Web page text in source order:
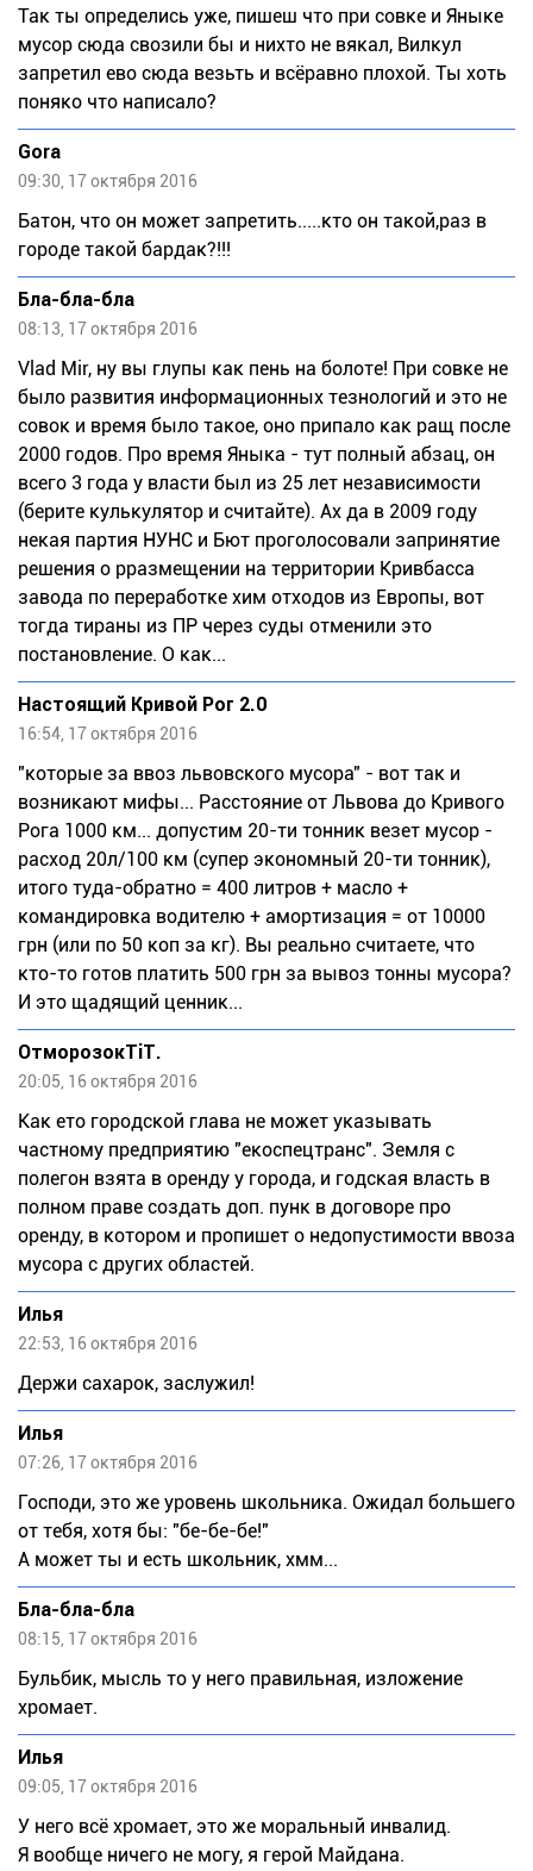
Так ты определись уже, пишеш что при совке и Яныке
мусор сюда свозили бы и нихто не вякал, Вилкул
запретил ево сюда везьть и всёравно плохой. Ты хоть
поняко что написало?
Gora
09:30, 17 октября 2016
Батон, что он может запретить.....кто он такой,раз в
городе такой бардак?!!!
Бла-бла-бла
08:13, 17 октября 2016
Vlаd Мir, ну вы глупы как пень на болоте! При совке не
было развития информационных тезнологий и это не
совок и время было такое, оно припало как ращ после
2000 годов. Про время Яныка - тут полный абзац, он
всего 3 года у власти был из 25 лет независимости
(берите кулькулятор и считайте). Ах да в 2009 году
некая партия НУНС и Бют проголосовали запринятие
решения о рразмещении на территории Кривбасса
завода по переработке хим отходов из Европы, вот
тогда тираны из ПР через суды отменили это
постановление. О как...
Настоящий Кривой Рог 2.0
16:54, 17 октября 2016
"которые за ввоз львовского мусора" - вот так и
возникают мифы... Расстояние от Львова до Кривого
Рога 1000 км... допустим 20-ти тонник везет мусор -
расход 20л/100 км (супер экономный 20-ти тонник),
итого туда-обратно = 400 литров + масло +
командировка водителю + амортизация = от 10000
грн (или по 50 коп за кг). Вы реально считаете, что
кто-то готов платить 500 грн за вывоз тонны мусора?
И это щадящий ценник...
ОтморозокТiТ.
20:05, 16 октября 2016
Как ето городской глава не может указывать
частному предприятию "екоспецтранс". Земля с
полегон взята в оренду у города, и годская власть в
полном праве создать доп. пунк в договоре про
оренду, в котором и пропишет о недопустимости ввоза
мусора с других областей.
Илья
22:53, 16 октября 2016
Держи сахарок, заслужил!
Илья
07:26, 17 октября 2016
Господи, это же уровень школьника. Ожидал большего
от тебя, хотя бы: "бе-бе-бе!"
А может ты и есть школьник, хмм...
Бла-бла-бла
08:15, 17 октября 2016
Бульбик, мысль то у него правильная, изложение
хромает.
Илья
09:05, 17 октября 2016
У него всё хромает, это же моральный инвалид.
Я вообще ничего не могу, я герой Майдана.